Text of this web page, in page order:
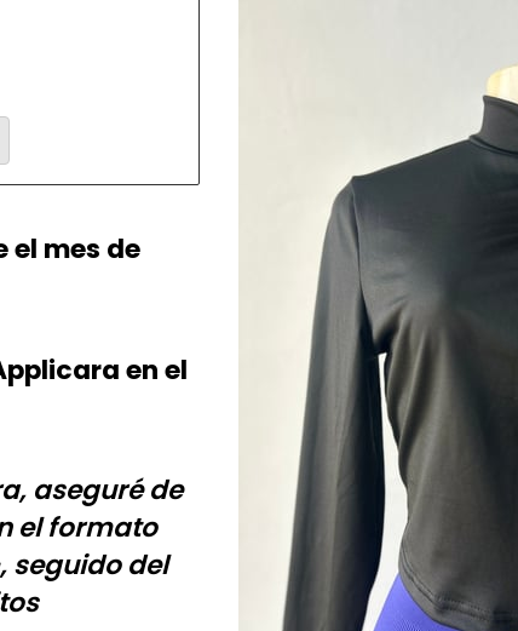
el mes de
en el
aseguré de
el formato
, seguido del